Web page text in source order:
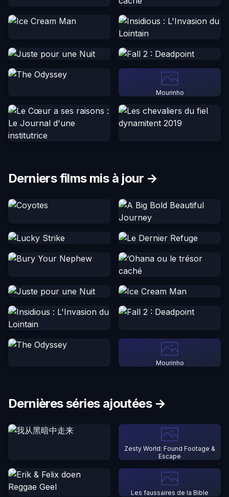
Mourinho
Derniers films mis à jour →
Mourinho
Dernières séries ajoutées →
Zesty World: Found Footage &
Escape
Les faussaires de la Bible